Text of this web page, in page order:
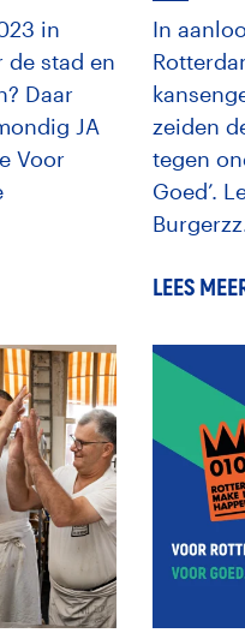
in
de stad en
Daar
JA
Voor
In
zeiden
tegen
Goed’.
LEES